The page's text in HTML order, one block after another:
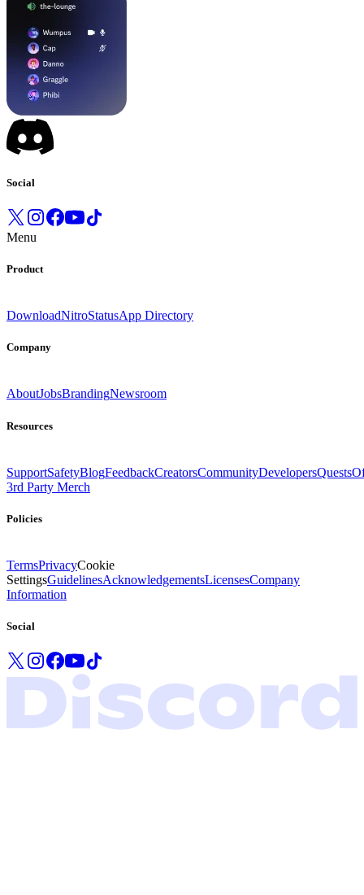
Social
Menu
Product
DownloadNitroStatusApp Directory
Company
AboutJobsBrandingNewsroom
Resources
SupportSafetyBlogFeedbackCreatorsCommunityDevelopersQuests
3rd Party Merch
Policies
TermsPrivacyCookie
SettingsGuidelinesAcknowledgementsLicensesCompany
Information
Social